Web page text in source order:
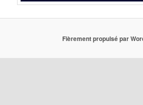
Fièrement propulsé par